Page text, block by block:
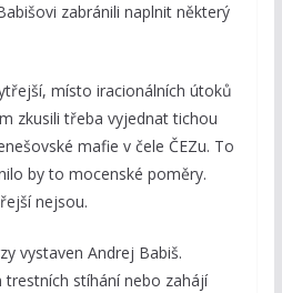
zabránili naplnit některý
místo iracionálních útoků
zkusili třeba vyjednat tichou
mafie v čele ČEZu. To
by to mocenské poměry.
nejsou.
vystaven Andrej Babiš.
stíhání nebo zahájí